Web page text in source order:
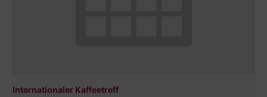
Internationaler Kaffeetreff